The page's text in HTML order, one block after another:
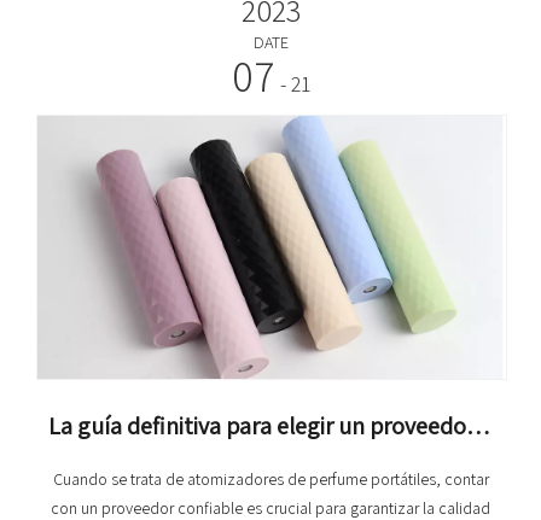
2023
DATE
07 - 21
La guía definitiva para elegir un proveedor confiable de atomizadores de perfume portátiles
Cuando se trata de atomizadores de perfume portátiles, contar
con un proveedor confiable es crucial para garantizar la calidad